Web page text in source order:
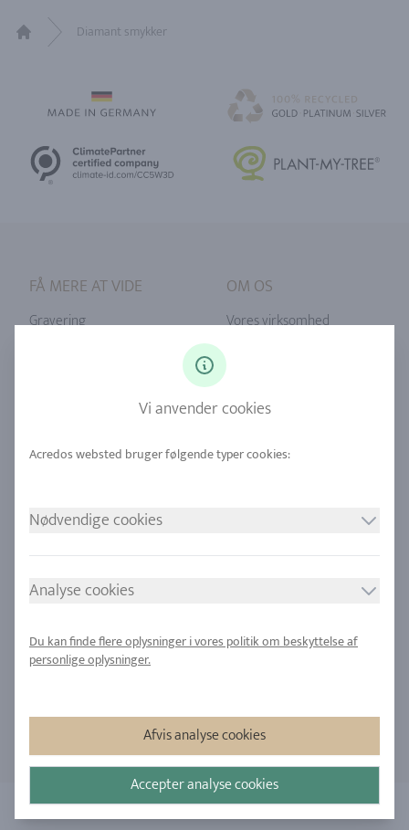
Diamant smykker
FÅ MERE AT VIDE
Gravering
Legeringer
OM OS
Vores virksomhed
Vores kvalitet
RJC-certificering
Tryk
Samtykke til cookies
Copyright 2026 - Alle rettigheder forbeholdt acredo| Alle priser er inkl. 25% moms
Vi anvender cookies
Nødvendige cookies
Analyse cookies
Du kan finde flere oplysninger i vores politik om beskyttelse af
personlige oplysninger.
Afvis analyse cookies
Accepter analyse cookies